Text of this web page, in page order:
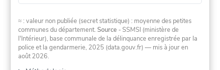
≈ : valeur non publiée (secret statistique) : moyenne des petites
communes du département.Source - SSMSI (ministère de
l'Intérieur), base communale de la délinquance enregistrée par la
police et la gendarmerie, 2025 (data.gouv.fr) — mis à jour en
août 2026.